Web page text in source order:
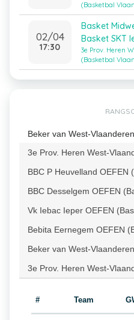
(Basketbal
02/04
17:30
Basket
Basket SKT
3e Prov. Heren
(Basketbal
Beker van West-
3e Prov. Heren West-
BBC P Heuvelland OEFEN
BBC Desselgem OEFEN
Vk Iebac Ieper OEFEN
Bebita Eernegem OEFEN
Beker van West-
3e Prov. Heren West-
# Team